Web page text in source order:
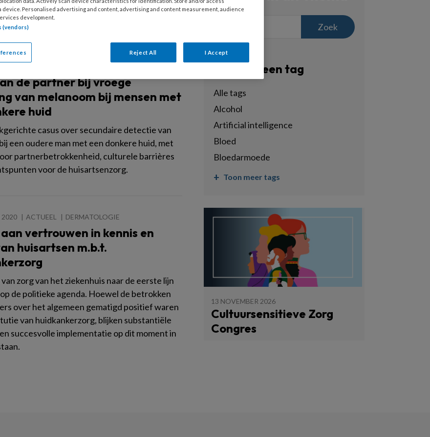
de partner bij vroege
van melanoom bij mensen met
huid
casus over secundaire detectie van
een oudere man met een donkere huid, met
partnerbetrokkenheid, culturele barrières
voor de huisartsenzorg.
2020 ACTUEEL DERMATOLOGIE
vertrouwen in kennis en
huisartsen m.b.t.
zorg van het ziekenhuis naar de eerste lijn
de politieke agenda. Hoewel de betrokken
over het algemeen gematigd positief waren
van huidkankerzorg, blijken substantiële
succesvolle implementatie op dit moment in
Zoek
Filter op een tag
Alle tags
alcohol
artificial intelligence
bloed
bloedarmoede
Toon meer tags
13 NOVEMBER 2026
Cultuursensitieve Zorg
Congres
device. Personalised advertising and content, advertising and content measurement, audience
development.
(vendors)
Reject All I Accept